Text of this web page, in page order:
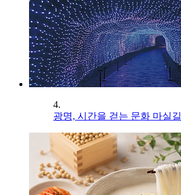
4.
광명, 시간을 걷는 문화 마실길